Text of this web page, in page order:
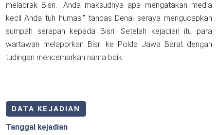
melabrak Bisri. "Anda maksudnya apa mengatakan media
kecil Anda tuh humas!" tandas Denai seraya mengucapkan
sumpah serapah kepada Bisri. Setelah kejadian itu para
wartawan melaporkan Bisri ke Polda Jawa Barat dengan
tudingan mencemarkan nama baik.
DATA KEJADIAN
Tanggal kejadian